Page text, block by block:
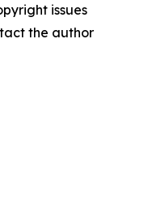
issues
the author